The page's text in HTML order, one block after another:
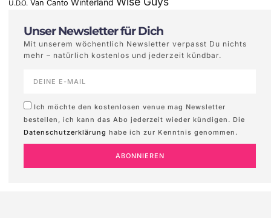
U.D.O. Van Canto Winterland
Unser Newsletter für Dich
Mit unserem wöchentlich Newsletter verpasst Du nichts
mehr – natürlich kostenlos und jederzeit kündbar.
Ich möchte den kostenlosen venue mag Newsletter
bestellen, ich kann das Abo jederzeit wieder kündigen. Die
Datenschutzerklärung habe ich zur Kenntnis genommen.
ABONNIEREN